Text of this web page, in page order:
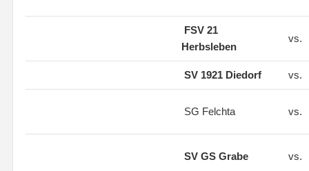
FSV 21
Herbsleben
vs.
SV 1921 Diedorf vs.
SG Felchta vs.
SV GS Grabe vs.